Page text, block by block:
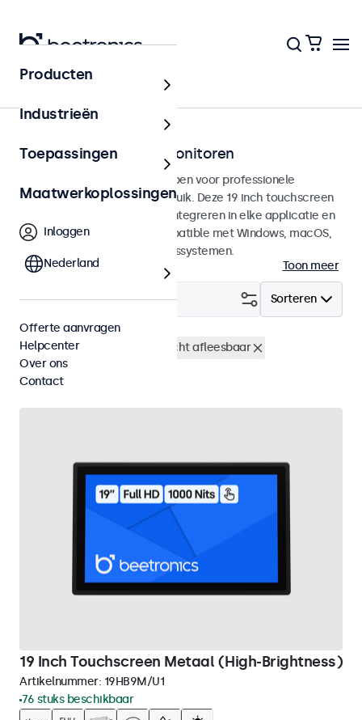
Touchscreens
19 inch touchscreen monitoren
19 inch touchscreens ontworpen voor professionele
toepassingen en continu gebruik. Deze 19 inch touchscreen
monitoren zijn eenvoudig te integreren in elke applicatie en
iedere omgeving en zijn compatible met Windows, macOS,
ChromeOS en Linux besturingssystemen.
Toon meer
Sorteren
Filter (1)
19 inch touchscreens
Zonlicht afleesbaar
Wis alle filters
19 Inch Touchscreen Metaal (High-Brightness)
Artikelnummer: 19HB9M/U1
76 stuks beschikbaar
Producten
Industrieën
Toepassingen
Maatwerkoplossingen
Inloggen
Nederland
Offerte aanvragen
Helpcenter
Over ons
Contact